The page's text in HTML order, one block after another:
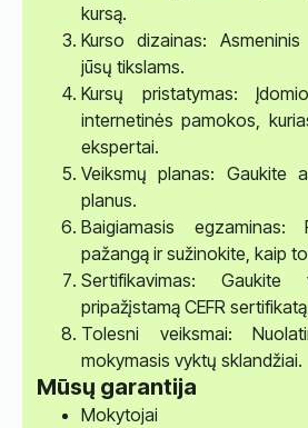
kursą.
Kurso dizainas:
jūsų tikslams.
Kursų pristatymas:
internetinės pamokos,
ekspertai.
Veiksmų planas: Gaukite
planus.
Baigiamasis egzaminas:
pažangą ir sužinokite, kaip
Sertifikavimas: Gaukite
pripažįstamą CEFR
Tolesni veiksmai:
mokymasis vyktų sklandžiai.
Mūsų garantija
Mokytojai